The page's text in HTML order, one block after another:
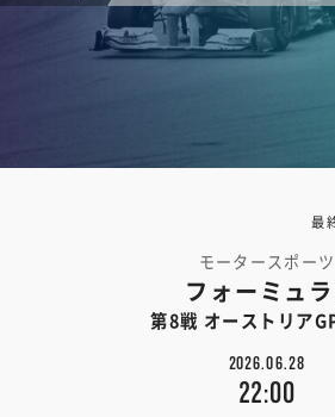
最
モータースポーツ
フォーミュ
第8戦 オーストリア
2026.06.28
22:00